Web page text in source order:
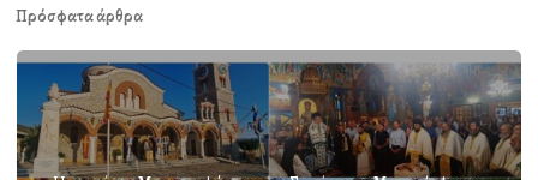
Πρόσφατα άρθρα